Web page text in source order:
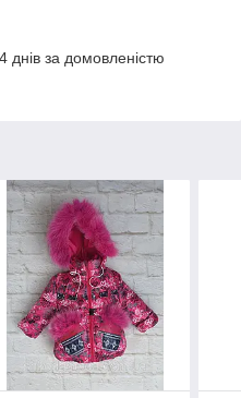
за домовленістю